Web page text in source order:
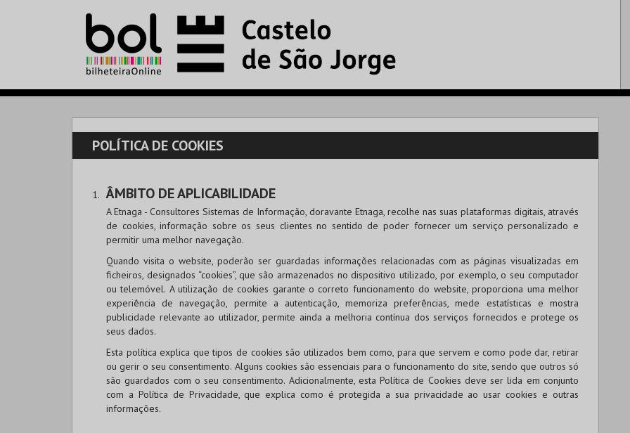
POLÍTICA DE COOKIES
ÂMBITO DE APLICABILIDADE
A Etnaga - Consultores Sistemas de Informação, doravante Etnaga, recolhe nas suas plataformas digitais, através
de cookies, informação sobre os seus clientes no sentido de poder fornecer um serviço personalizado e
permitir uma melhor navegação.
Quando visita o website, poderão ser guardadas informações relacionadas com as páginas visualizadas em
ficheiros, designados “cookies”, que são armazenados no dispositivo utilizado, por exemplo, o seu computador
ou telemóvel. A utilização de cookies garante o correto funcionamento do website, proporciona uma melhor
experiência de navegação, permite a autenticação, memoriza preferências, mede estatísticas e mostra
publicidade relevante ao utilizador, permite ainda a melhoria contínua dos serviços fornecidos e protege os
seus dados.
Esta política explica que tipos de cookies são utilizados bem como, para que servem e como pode dar, retirar
ou gerir o seu consentimento. Alguns cookies são essenciais para o funcionamento do site, sendo que outros só
são guardados com o seu consentimento. Adicionalmente, esta Política de Cookies deve ser lida em conjunto
com a Política de Privacidade, que explica como é protegida a sua privacidade ao usar cookies e outras
informações.